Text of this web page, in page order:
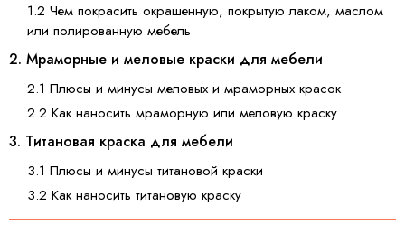
1.2 Чем покрасить окрашенную, покрытую лаком, маслом
или полированную мебель
2. Мраморные и меловые краски для мебели
2.1 Плюсы и минусы меловых и мраморных красок
2.2 Как наносить мраморную или меловую краску
3. Титановая краска для мебели
3.1 Плюсы и минусы титановой краски
3.2 Как наносить титановую краску